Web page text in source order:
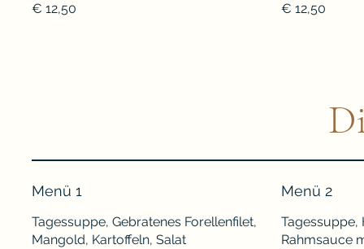
€ 12,50
€ 12,50
Menü 1
Tagessuppe, Gebratenes Forellenfilet,
Mangold, Kartoffeln, Salat
Menü 2
Tagessuppe,
Rahmsauce